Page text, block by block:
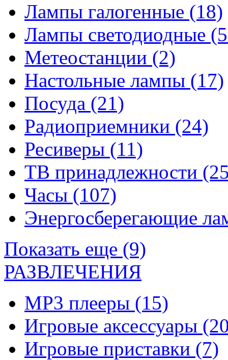
Лампы галогенные (18)
Лампы светодиодные
Метеостанции (2)
Настольные лампы (17)
Посуда (21)
Радиоприемники (24)
Ресиверы (11)
ТВ принадлежности
Часы (107)
Энергосберегающие
Показать еще (9)
РАЗВЛЕЧЕНИЯ
MP3 плееры (15)
Игровые аксессуары
Игровые приставки (7)